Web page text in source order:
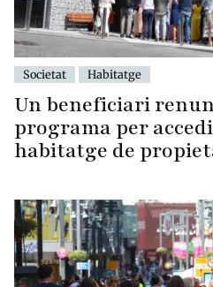
Societat Habitatge
Un beneficiari
programa per
habitatge de